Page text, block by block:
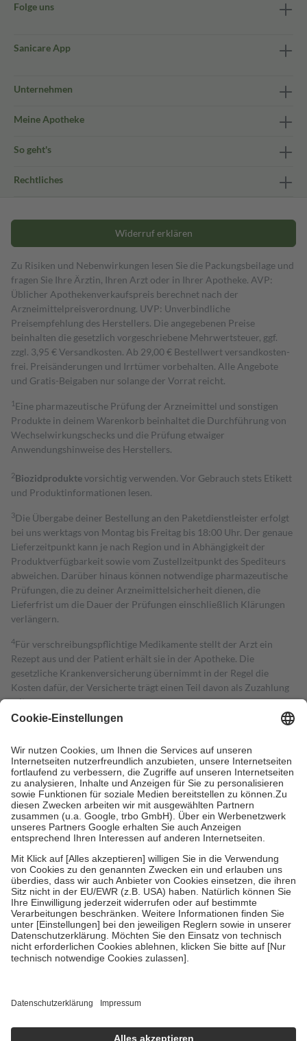
Folge uns
Sanicare App
Unternehmen
Meine Apotheke
So geht's
Rechtliches
Widerruf erklären
Zu Risiken und Nebenwirkungen lesen Sie die Packungsbeilage und
fragen Sie Ihre Ärztin, Ihren Arzt oder in Ihrer Apotheke. AVP:
Üblicher Apothekenverkaufspreis berechnet nach der
Arzneimittelpreisverordnung. UVP: Unverbindliche
Preisempfehlung des Herstellers. Die angegebenen Preise
beinhalten die gesetzlich vorgeschriebene Mehrwertsteuer, ggf.
zzgl. 3,95 € Versandkosten. Ab 29,00 € Bestell­wert versand­kosten­
frei. Preisänderungen und Irrtümer vorbehalten. Alle Angebote
und Gratis-Beigaben nur solange der Vorrat reicht.
1 Eine pharmazeutische Prüfung der Arzneimittel und sonstigen
Produkte in deinem Warenkorb beinhaltet die Durchführung von
Wechselwirkungschecks und die Prüfung etwaiger
Anwendungshinweise des Herstellers.
2Biozidproduktevorsichtig verwenden. Vor Gebrauch stets Etikett
und Produktinformationen lesen.
3Die Übergabe deiner Bestellung an den Paketdienstleister erfolgt
bei uns werktags von Montag bis Freitag bis 18:00 Uhr. Der genaue
Lieferzeitpunkt kann je nach Region und in Abhängigkeit der
Produktverfügbarkeit sowie vom Zustellzeitpunkt des Spediteurs
abweichen. Darüber hinaus können notwendige pharmazeutische
Prüfungen, die zu deiner Arzneimittelsicherheit dienen, die
Lieferfrist um die Dauer der Prüfungen einschließlich Klärungen
verlängern.
4Für verschreibungspflichtige Medikamente stellt der Arzt ein
Rezept aus und der Patient erhält sie in der Apotheke. Die
gesetzliche Krankenversicherung übernimmt in der Regel die
Kosten dafür, der Versicherte trägt einen Teil davon als Zuzahlung
mit.
Grundsätzlich leisten Mitglieder Zuzahlungen in Höhe von zehn
höchstens zehn Euro.
Es sind jedoch nie mehr als die tatsächlichen
Kosten der Leistung zu entrichten.
Diese Regeln gelten grundsätzlich auch für Online-Apotheken.
Bei Heilmitteln und häuslicher Krankenpflege beträgt die
Zuzahlung zehn Prozent der Kosten sowie zehn Euro je
Verordnung.
Um das Engagement der Versicherten für ihre eigene Gesundheit zu
stärken und die besondere Stellung der Familie zu unterstützen,
fallenkeine Zuzahlungenan bei:
• Kindern und Jugendlichen bis zum vollendeten 18. Lebensjahr
mit Ausnahme der Fahrkosten
• Untersuchungen zur Vorsorge und Früherkennung, die von der
GKV getragen werden
• empfohlenen Schutzimpfungen
• Harn- und Blutteststreifen
getroffen, um sicherzustellen, dass es sich um echte Bewertungen
https://help.etrusted.com/hc/de/articles/4419944605341